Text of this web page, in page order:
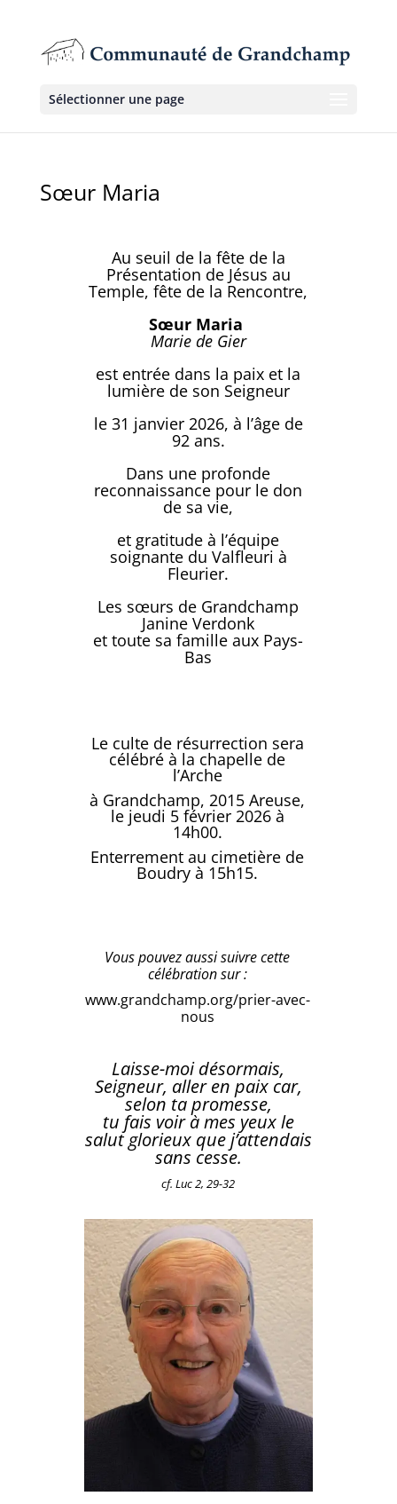
Sélectionner une page
Sœur Maria
Au seuil de la fête de la
Présentation de Jésus au
Temple, fête de la Rencontre,
Sœur Maria
Marie de Gier
est entrée dans la paix et la
lumière de son Seigneur
le 31 janvier 2026, à l’âge de
92 ans.
Dans une profonde
reconnaissance pour le don
de sa vie,
et gratitude à l’équipe
soignante du Valfleuri à
Fleurier.
Les sœurs de Grandchamp
Janine Verdonk
et toute sa famille aux Pays-
Bas
Le culte de résurrection sera
célébré à la chapelle de
l’Arche
à Grandchamp, 2015 Areuse,
le jeudi 5 février 2026 à
14h00.
Enterrement au cimetière de
Boudry à 15h15.
Vous pouvez aussi suivre cette
célébration sur :
www.grandchamp.org/prier-avec-
nous
Laisse-moi désormais,
Seigneur, aller en paix car,
selon ta promesse,
tu fais voir à mes yeux le
salut glorieux que j’attendais
sans cesse.
cf. Luc 2, 29-32